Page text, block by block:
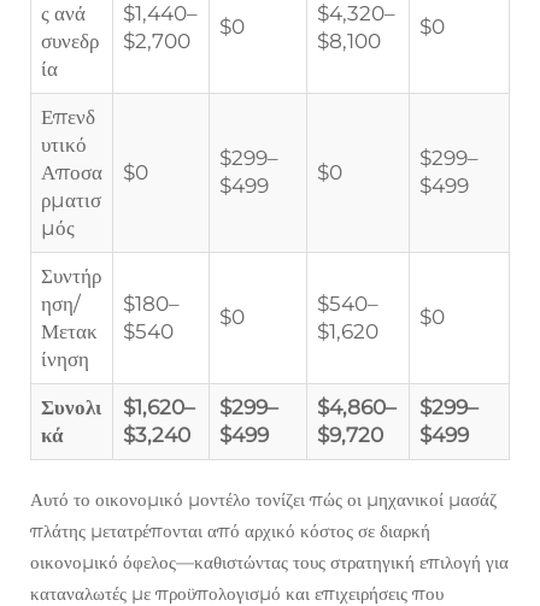
ς ανά
συνεδρ
ία
$1,440–
$2,700
$0
$4,320–
$8,100
$0
Επενδ
υτικό
Αποσα
ρματισ
μός
$0
$299–
$499
$0
$299–
$499
Συντήρ
ηση/
Μετακ
ίνηση
$180–
$540
$0
$540–
$1,620
$0
Συνολι
κά
$1,620–
$3,240
$299–
$499
$4,860–
$9,720
$299–
$499
Αυτό το οικονομικό μοντέλο τονίζει πώς οι μηχανικοί μασάζ
πλάτης μετατρέπονται από αρχικό κόστος σε διαρκή
οικονομικό όφελος—καθιστώντας τους στρατηγική επιλογή για
καταναλωτές με προϋπολογισμό και επιχειρήσεις που